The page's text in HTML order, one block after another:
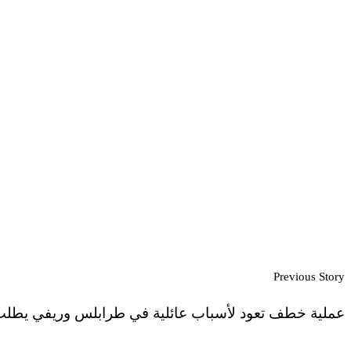
Previous Story
عملية خطف تعود لأسباب عائلية في طرابلس وريفي